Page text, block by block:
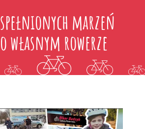
spełnionych marzeń
o własnym rowerze